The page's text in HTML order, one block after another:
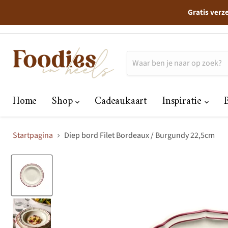
Gratis
Home Shop Cadeaukaart Inspiratie
Startpagina Diep bord Filet Bordeaux / Burgundy 22,5cm